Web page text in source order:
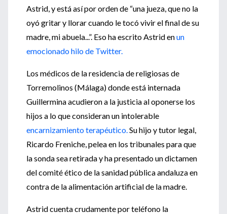
Astrid, y está así por orden de “una jueza, que no la
oyó gritar y llorar cuando le tocó vivir el final de su
madre, mi abuela...”. Eso ha escrito Astrid enun
emocionado hilo de Twitter.
Los médicos de la residencia de religiosas de
Torremolinos (Málaga) donde está internada
Guillermina acudieron a la justicia al oponerse los
hijos a lo que consideran un intolerable
encarnizamiento terapéutico.Su hijo y tutor legal,
Ricardo Freniche, pelea en los tribunales para que
la sonda sea retirada y ha presentado un dictamen
del comité ético de la sanidad pública andaluza en
contra de la alimentación artificial de la madre.
Astrid cuenta crudamente por teléfono la